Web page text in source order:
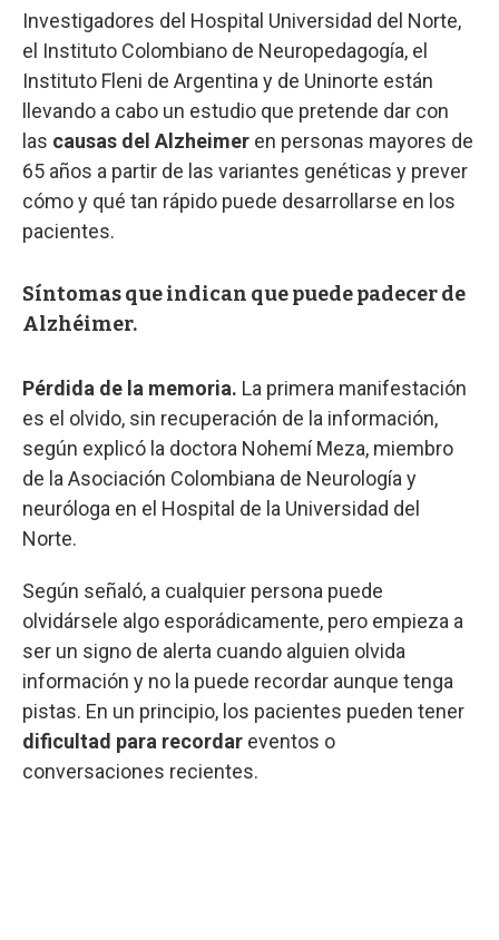
Investigadores del Hospital Universidad del Norte,
el Instituto Colombiano de Neuropedagogía, el
Instituto Fleni de Argentina y de Uninorte están
llevando a cabo un estudio que pretende dar con
las causas del Alzheimer en personas mayores de
65 años a partir de las variantes genéticas y prever
cómo y qué tan rápido puede desarrollarse en los
pacientes.
Síntomas que indican que puede padecer de
Alzhéimer.
Pérdida de la memoria. La primera manifestación
es el olvido, sin recuperación de la información,
según explicó la doctora Nohemí Meza, miembro
de la Asociación Colombiana de Neurología y
neuróloga en el Hospital de la Universidad del
Norte.
Según señaló, a cualquier persona puede
olvidársele algo esporádicamente, pero empieza a
ser un signo de alerta cuando alguien olvida
información y no la puede recordar aunque tenga
pistas. En un principio, los pacientes pueden tener
dificultad para recordar eventos o
conversaciones recientes.